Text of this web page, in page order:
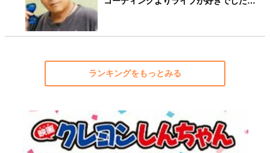
ランキングをもっとみる